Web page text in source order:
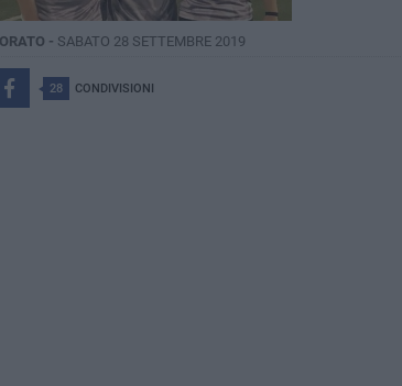
- SABATO 28 SETTEMBRE 2019
28 CONDIVISIONI